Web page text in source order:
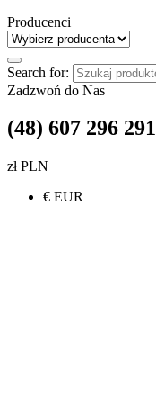
Producenci
Search for:
Zadzwoń do Nas
(48) 607 296 291
zł PLN
€ EUR